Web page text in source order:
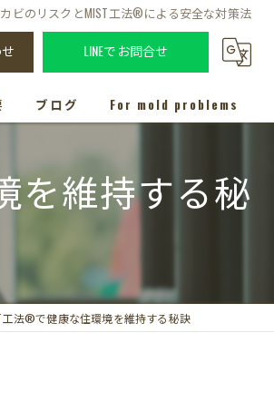
ビのリスクとMIST工法®による安全な対策法
LINEでお問合せ
ブログ For mold problems
を維持する秘
法®で健康な住環境を維持する秘訣